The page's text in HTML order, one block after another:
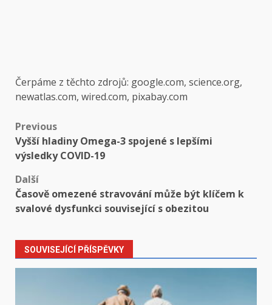
Čerpáme z těchto zdrojů: google.com, science.org,
newatlas.com, wired.com, pixabay.com
Post
navigation
Previous
Vyšší hladiny Omega-3 spojené s lepšími
výsledky COVID-19
Další
Časově omezené stravování může být klíčem k
svalové dysfunkci související s obezitou
SOUVISEJÍCÍ PŘÍSPĚVKY